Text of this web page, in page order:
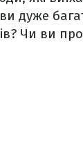
ви дуже
Чи ви